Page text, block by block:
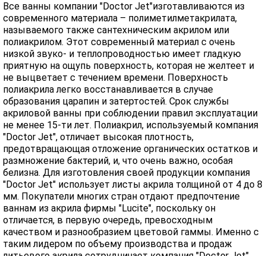
Все ванны компании "Doctor Jet"изготавливаются из
современного материала – полиметилметакрилата,
называемого также сантехническим акрилом или
полиакрилом. Этот современный материал с очень
низкой звуко- и теплопроводностью имеет гладкую
приятную на ощупь поверхность, которая не желтеет и
не выцветает с течением времени. Поверхность
полиакрила легко восстанавливается в случае
образования царапин и затертостей. Срок службы
акриловой ванны при соблюдении правил эксплуатации
не менее 15-ти лет. Полиакрил, используемый компания
"Doctor Jet", отличает высокая плотность,
предотвращающая отложение органических остатков и
размножение бактерий, и, что очень важно, особая
белизна. Для изготовления своей продукции компания
"Doctor Jet" использует листы акрила толщиной от 4 до 8
мм. Покупатели многих стран отдают предпочтение
ваннам из акрила фирмы "Lucite", поскольку он
отличается, в первую очередь, превосходным
качеством и разнообразием цветовой гаммы. Именно с
таким лидером по объему производства и продаж